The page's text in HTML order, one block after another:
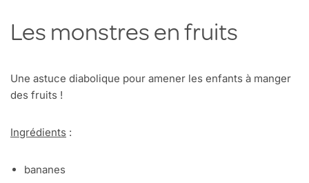
Les monstres en fruits
Une astuce diabolique pour amener les enfants à manger
des fruits !
Ingrédients :
bananes